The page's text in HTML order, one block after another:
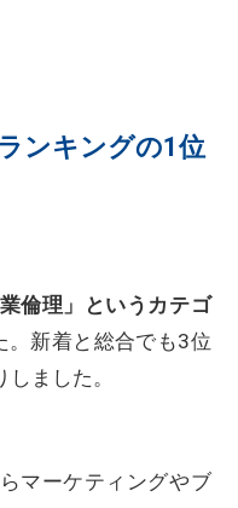
ンキングの1位
業倫理」というカテゴ
。新着と総合でも3位
ました。
マーケティングやブ